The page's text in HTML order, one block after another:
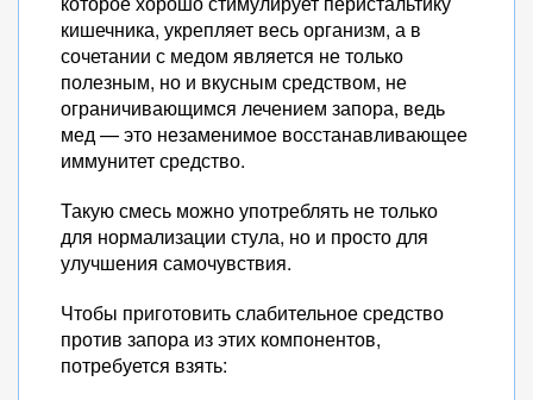
кишечника, укрепляет весь организм, а в
сочетании с медом является не только
полезным, но и вкусным средством, не
ограничивающимся лечением запора, ведь
мед — это незаменимое восстанавливающее
иммунитет средство.
Такую смесь можно употреблять не только
для нормализации стула, но и просто для
улучшения самочувствия.
Чтобы приготовить слабительное средство
против запора из этих компонентов,
потребуется взять: